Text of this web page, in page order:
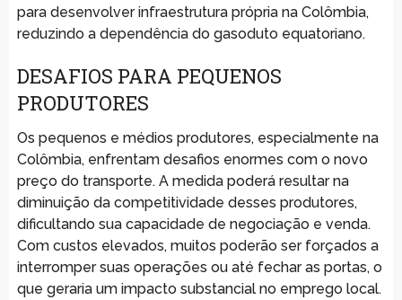
para desenvolver infraestrutura própria na Colômbia,
reduzindo a dependência do gasoduto equatoriano.
DESAFIOS PARA PEQUENOS
PRODUTORES
Os pequenos e médios produtores, especialmente na
Colômbia, enfrentam desafios enormes com o novo
preço do transporte. A medida poderá resultar na
diminuição da competitividade desses produtores,
dificultando sua capacidade de negociação e venda.
Com custos elevados, muitos poderão ser forçados a
interromper suas operações ou até fechar as portas, o
que geraria um impacto substancial no emprego local.